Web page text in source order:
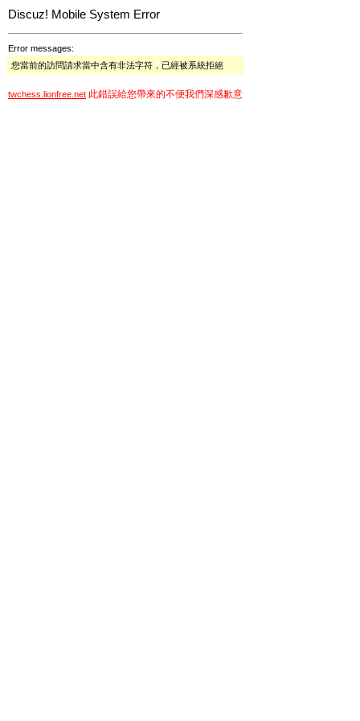
Discuz! Mobile System Error
Error messages:
您當前的訪問請求當中含有非法字符，已經被系統拒絕
twchess.lionfree.net 此錯誤給您帶來的不便我們深感歉意